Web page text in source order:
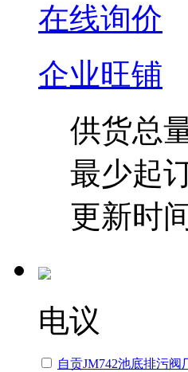
在线询价
企业旺铺
供货总
最少起
更新时
电议
自贡JM742池底排污阀